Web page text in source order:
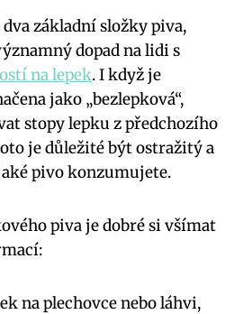
základní složky piva,
dopad na lidi s
na lepek. I když je
jako „bezlepková“,
stopy lepku z předchozího
je důležité být ostražitý a
pivo konzumujete.
piva je dobré si všímat
na plechovce nebo láhvi,